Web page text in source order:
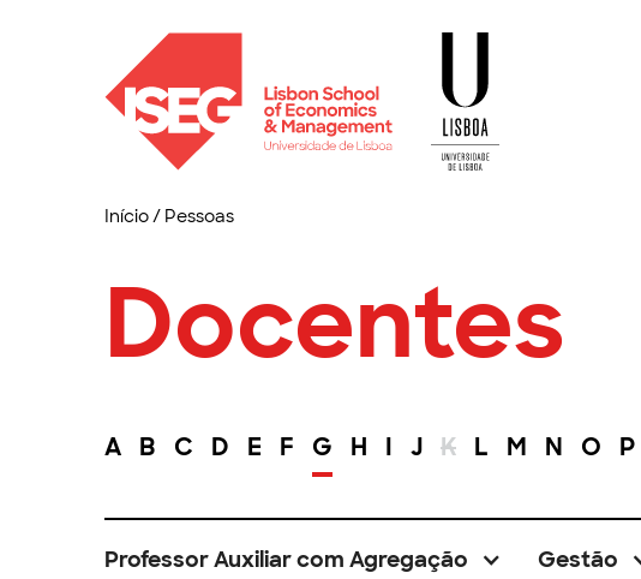
Início/ Pessoas
Docentes
A B C D E F G H I J K L M N O P
Professor Auxiliar com Agregação Gestão